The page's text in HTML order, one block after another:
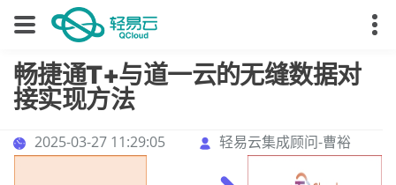
畅捷通T+与道一云的无缝数据对
接实现方法
2025-03-27 11:29:05 轻易云集成顾问-曹裕